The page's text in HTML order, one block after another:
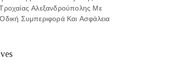
Αλεξανδρούπολης Με
Συμπεριφορά Και Ασφάλεια